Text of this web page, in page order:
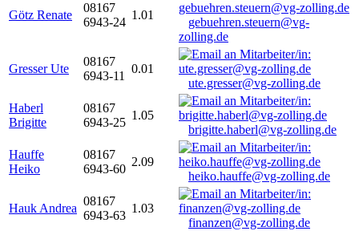
Götz Renate
08167
6943-24
1.01
gebuehren.steuern@vg-
zolling.de
Gresser Ute
08167
6943-11
0.01
ute.gresser@vg-zolling.de
Haberl
Brigitte
08167
6943-25
1.05
brigitte.haberl@vg-zolling.de
Hauffe
Heiko
08167
6943-60
2.09
heiko.hauffe@vg-zolling.de
Hauk Andrea
08167
6943-63
1.03
finanzen@vg-zolling.de